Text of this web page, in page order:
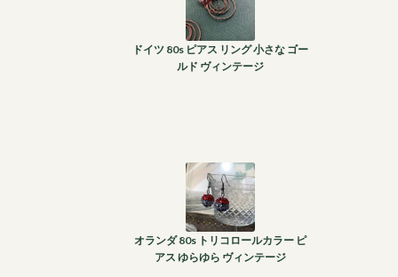
ドイツ 80s ピアス リング 小さな ゴー
ルド ヴィンテージ
オランダ 80s トリコロールカラー ピ
アス ゆらゆら ヴィンテージ